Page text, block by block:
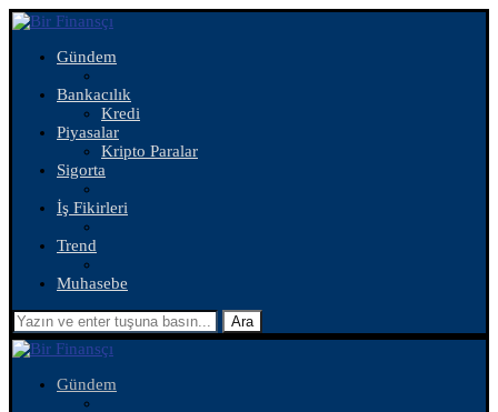
Gündem
Bankacılık
Kredi
Piyasalar
Kripto Paralar
Sigorta
İş Fikirleri
Trend
Muhasebe
Ara
Gündem